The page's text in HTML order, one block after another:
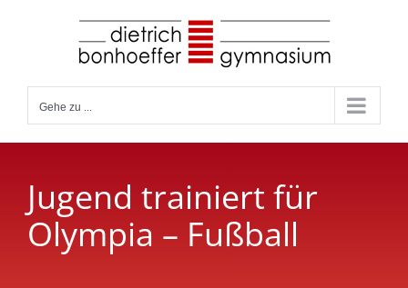
Gehe zu ...
Jugend trainiert für
Olympia – Fußball